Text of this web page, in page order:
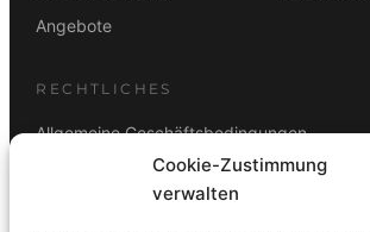
Cookie-Zustimmung
verwalten
Angebote
RECHTLICHES
Allgemeine Geschäftsbedingungen